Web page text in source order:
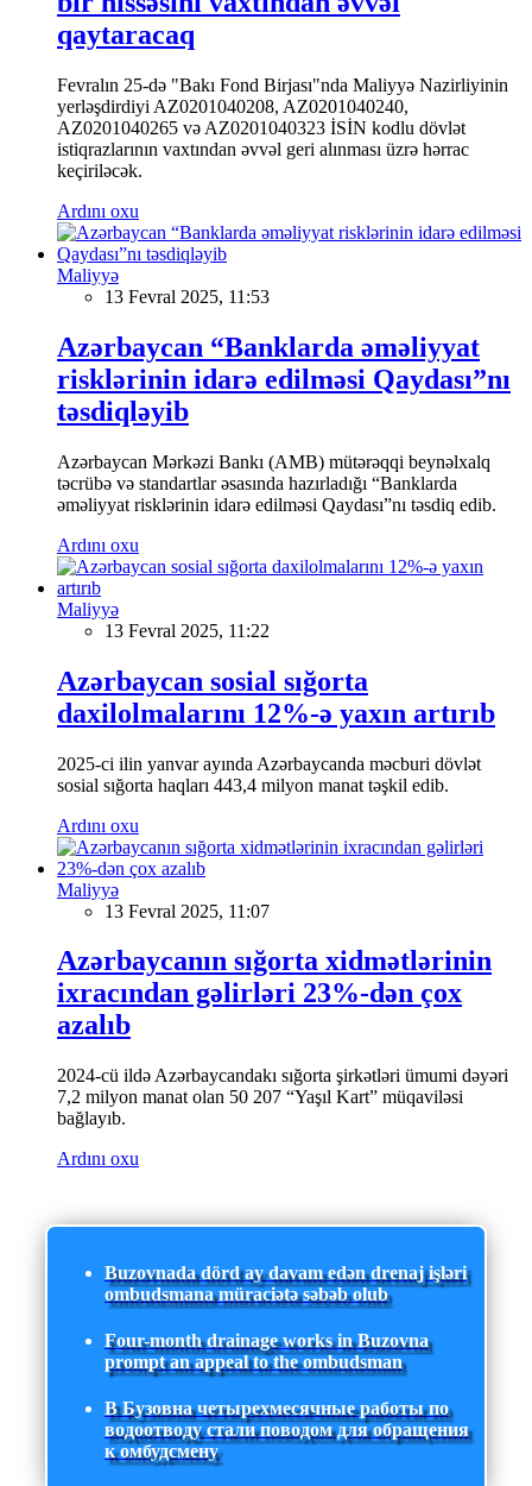
qaytaracaq
Fevralın 25-də "Bakı Fond Birjası"nda Maliyyə Nazirliyinin
yerləşdirdiyi AZ0201040208, AZ0201040240,
AZ0201040265 və AZ0201040323 İSİN kodlu dövlət
istiqrazlarının vaxtından əvvəl geri alınması üzrə hərrac
keçiriləcək.
Ardını oxu
Maliyyə
13 Fevral 2025, 11:53
Azərbaycan “Banklarda əməliyyat
risklərinin idarə edilməsi Qaydası”nı
təsdiqləyib
Azərbaycan Mərkəzi Bankı (AMB) mütərəqqi beynəlxalq
təcrübə və standartlar əsasında hazırladığı “Banklarda
əməliyyat risklərinin idarə edilməsi Qaydası”nı təsdiq edib.
Ardını oxu
Maliyyə
13 Fevral 2025, 11:22
Azərbaycan sosial sığorta
daxilolmalarını 12%-ə yaxın artırıb
2025-ci ilin yanvar ayında Azərbaycanda məcburi dövlət
sosial sığorta haqları 443,4 milyon manat təşkil edib.
Ardını oxu
Maliyyə
13 Fevral 2025, 11:07
Azərbaycanın sığorta xidmətlərinin
ixracından gəlirləri 23%-dən çox
azalıb
2024-cü ildə Azərbaycandakı sığorta şirkətləri ümumi dəyəri
7,2 milyon manat olan 50 207 “Yaşıl Kart” müqaviləsi
bağlayıb.
Ardını oxu
Buzovnada dörd ay davam edən drenaj işləri
ombudsmana müraciətə səbəb olub
Four-month drainage works in Buzovna
prompt an appeal to the ombudsman
В Бузовна четырехмесячные работы по
водоотводу стали поводом для обращения
к омбудсмену